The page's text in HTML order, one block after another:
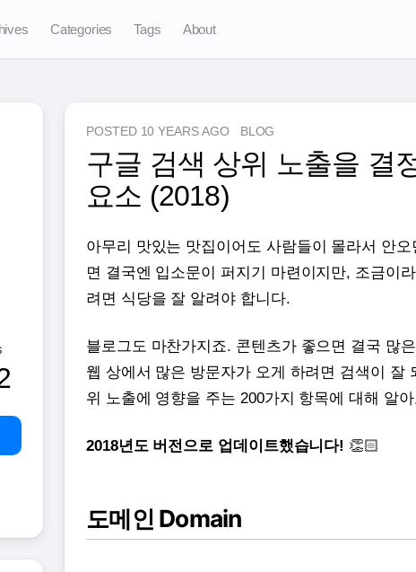
Categories Tags About
POSTED 10 YEARS AGO BLOG
구글 검색 상위 노출을 결
요소 (2018)
아무리 맛있는 맛집이어도 사람들이 몰라서 안
면 결국엔 입소문이 퍼지기 마련이지만, 조금이
려면 식당을 잘 알려야 합니다.
블로그도 마찬가지죠. 콘텐츠가 좋으면 결국 많
웹 상에서 많은 방문자가 오게 하려면 검색이 잘
위 노출에 영향을 주는 200가지 항목에 대해 알
2018년도 버전으로 업데이트했습니다! 👏🏻
도메인 Domain